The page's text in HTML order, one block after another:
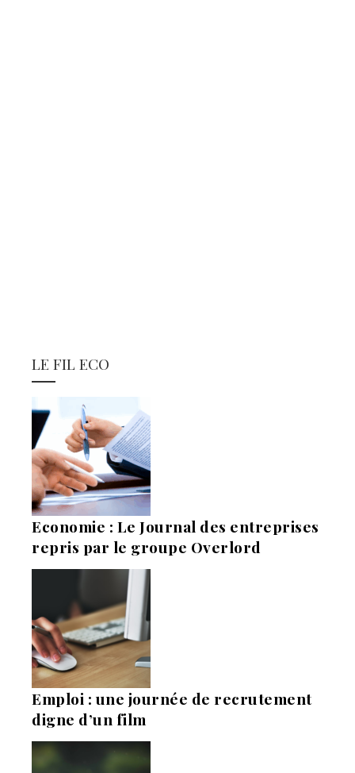
LE FIL ECO
Economie : Le Journal des entreprises
repris par le groupe Overlord
Emploi : une journée de recrutement
digne d’un film